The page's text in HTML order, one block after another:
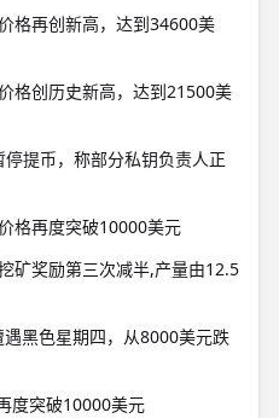
格再创新高，达到34600美
格创历史新高，达到21500美
提币，称部分私钥负责人正
格再度突破10000美元
矿奖励第三次减半,产量由12.5
黑色星期四，从8000美元跌
度突破10000美元